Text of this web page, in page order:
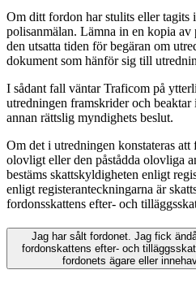
Om ditt fordon har stulits eller tagits
polisanmälan. Lämna in en kopia
den utsatta tiden för begäran om
dokument som hänför sig till
I sådant fall väntar Traficom på
utredningen framskrider och beaktar
annan rättslig myndighets beslut.
Om det i utredningen konstateras
olovligt eller den påstådda olovliga
bestäms skattskyldigheten enligt
enligt registeranteckningarna är
fordonsskattens efter- och
Jag har sålt fordonet. Jag fick
fordonskattens efter- och
fordonets ägare eller